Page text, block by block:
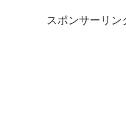
スポンサーリン